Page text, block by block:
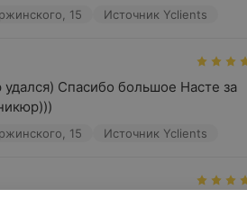
15 Источник Yclients
удался) Спасибо большое Насте за
15 Источник Yclients
была на маникюре у мастера